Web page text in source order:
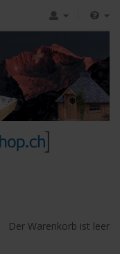
Der Warenkorb ist leer